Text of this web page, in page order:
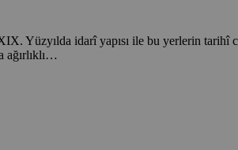
Yüzyılda idarî yapısı ile bu yerlerin
ağırlıklı…